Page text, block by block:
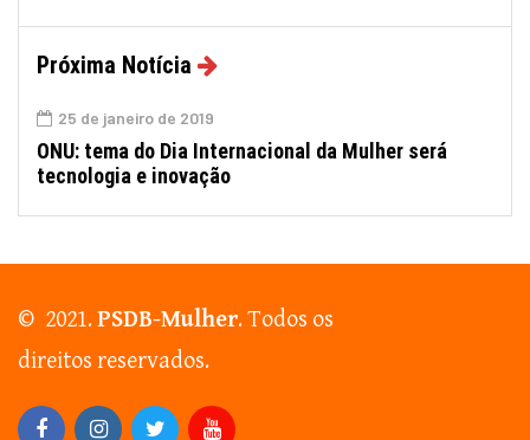
Próxima Notícia
25 de janeiro de 2019
ONU: tema do Dia Internacional da Mulher será
tecnologia e inovação
© 2021.PSDB-Mulher. Todos os
direitos reservados.